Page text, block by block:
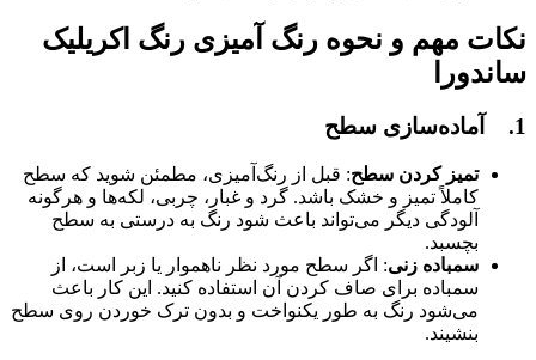
نکات مهم و نحوه رنگ آمیزی رنگ اکریلیک
ساندورا
1. آماده‌سازی سطح
تمیز کردن سطح: قبل از رنگ‌آمیزی، مطمئن شوید که سطح
کاملاً تمیز و خشک باشد. گرد و غبار، چربی، لکه‌ها و هرگونه
آلودگی دیگر می‌تواند باعث شود رنگ به درستی به سطح
بچسبد.
سمباده ‌زنی: اگر سطح مورد نظر ناهموار یا زبر است، از
سمباده برای صاف کردن آن استفاده کنید. این کار باعث
می‌شود رنگ به طور یکنواخت و بدون ترک خوردن روی سطح
بنشیند.